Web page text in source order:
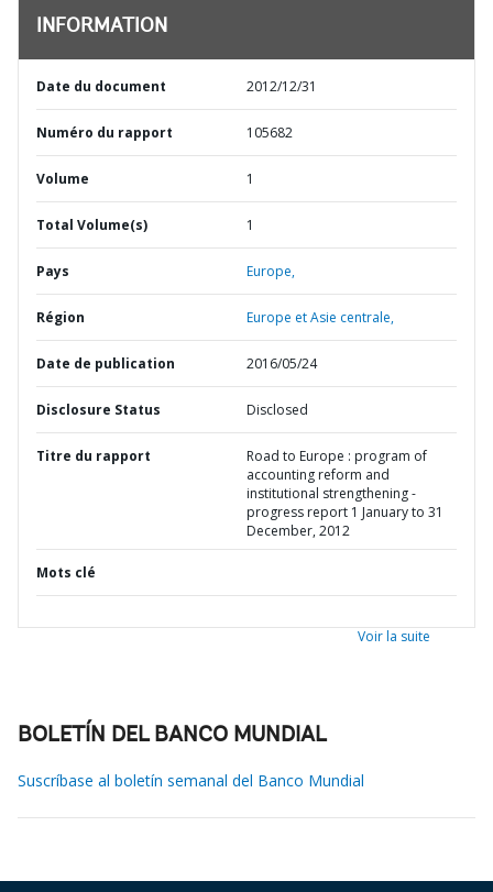
INFORMATION
Date du document 2012/12/31
Numéro du rapport 105682
Volume 1
Total Volume(s) 1
Pays Europe,
Région Europe et Asie centrale,
Date de publication 2016/05/24
Disclosure Status Disclosed
Titre du rapport
Road to Europe : program of
accounting reform and
institutional strengthening -
progress report 1 January to 31
December, 2012
Mots clé
Voir la suite
BOLETÍN DEL BANCO MUNDIAL
Suscríbase al boletín semanal del Banco Mundial